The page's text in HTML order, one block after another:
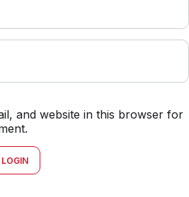
and website in this browser for
LOGIN